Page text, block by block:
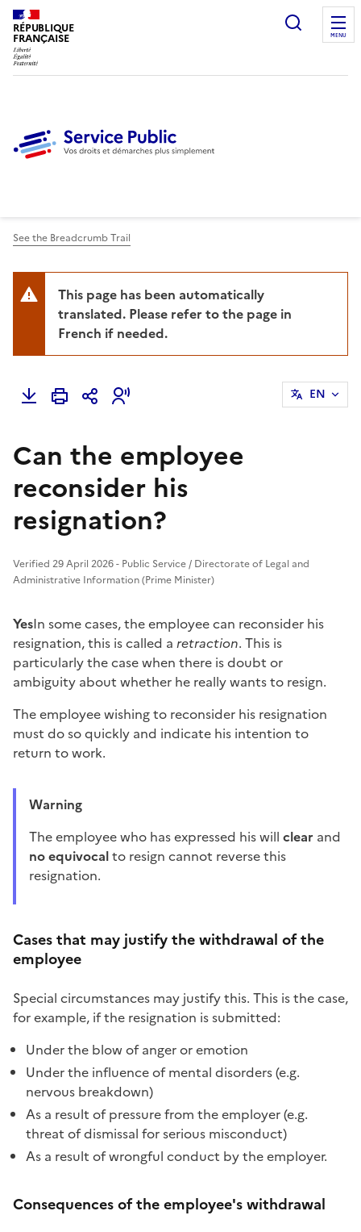
RÉPUBLIQUE
FRANÇAISE
Ouvrir
MENU
See the Breadcrumb Trail
This page has been automatically
translated. Please refer to the page in
French if needed.
EN
Can the employee
reconsider his
resignation?
Verified 29 April 2026 - Public Service / Directorate of Legal and
Administrative Information (Prime Minister)
YesIn some cases, the employee can reconsider his
resignation, this is called a retraction. This is
particularly the case when there is doubt or
ambiguity about whether he really wants to resign.
The employee wishing to reconsider his resignation
must do so quickly and indicate his intention to
return to work.
Warning
The employee who has expressed his will clear and
noequivocalto resign cannot reverse this
resignation.
Cases that may justify the withdrawal of the
employee
Special circumstances may justify this. This is the case,
for example, if the resignation is submitted:
Under the blow of anger or emotion
Under the influence of mental disorders (e.g.
nervous breakdown)
As a result of pressure from the employer (e.g.
threat of dismissal for serious misconduct)
As a result of wrongful conduct by the employer.
Consequences of the employee's withdrawal